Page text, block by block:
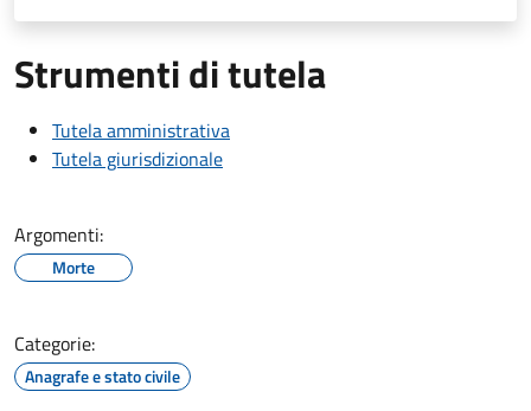
Strumenti di tutela
Tutela amministrativa
Tutela giurisdizionale
Argomenti:
Morte
Categorie:
Anagrafe e stato civile